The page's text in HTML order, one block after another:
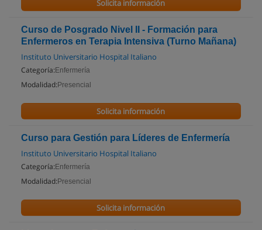
Solicita información
Curso de Posgrado Nivel II - Formación para
Enfermeros en Terapia Intensiva (Turno Mañana)
Instituto Universitario Hospital Italiano
Categoría: Enfermería
Modalidad: Presencial
Solicita información
Curso para Gestión para Líderes de Enfermería
Instituto Universitario Hospital Italiano
Categoría: Enfermería
Modalidad: Presencial
Solicita información